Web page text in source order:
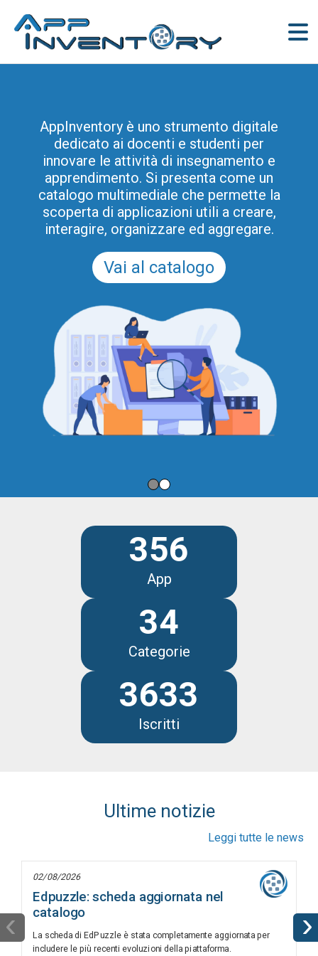
AppInventory è uno strumento digitale
dedicato ai docenti e studenti per
innovare le attività di insegnamento e
apprendimento. Si presenta come un
catalogo multimediale che permette la
scoperta di applicazioni utili a creare,
interagire, organizzare ed aggregare.
Vai al catalogo
356
App
34
Categorie
3633
Iscritti
Ultime notizie
Leggi tutte le news
02/08/2026
Edpuzzle: scheda aggiornata nel
catalogo
La scheda di EdPuzzle è stata completamente aggiornata per
includere le più recenti evoluzioni della piattaforma.
‹ ›